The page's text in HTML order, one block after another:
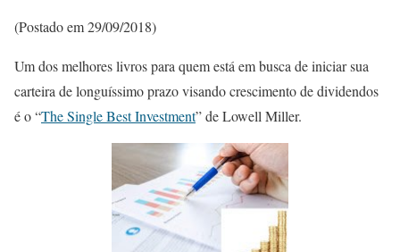
(Postado em 29/09/2018)
Um dos melhores livros para quem está em busca de iniciar sua
carteira de longuíssimo prazo visando crescimento de dividendos
é o “The Single Best Investment” de Lowell Miller.